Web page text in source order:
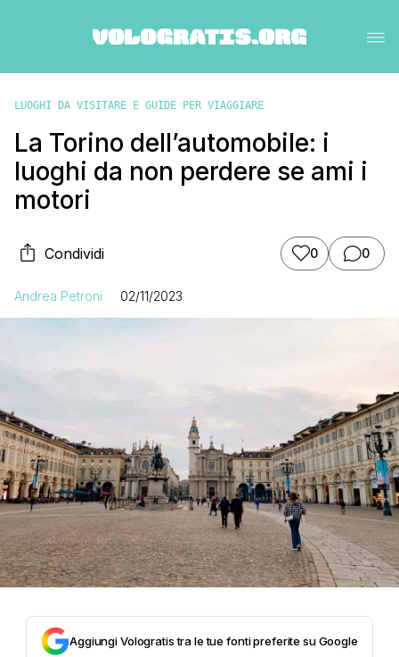
LUOGHI DA VISITARE E GUIDE PER VIAGGIARE
La Torino dell’automobile: i
luoghi da non perdere se ami i
motori
Condividi 0 0
Andrea Petroni 02/11/2023
Aggiungi Vologratis tra le tue fonti preferite su Google